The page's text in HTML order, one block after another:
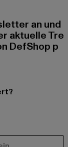
an und
aktuelle Tre
DefShop p